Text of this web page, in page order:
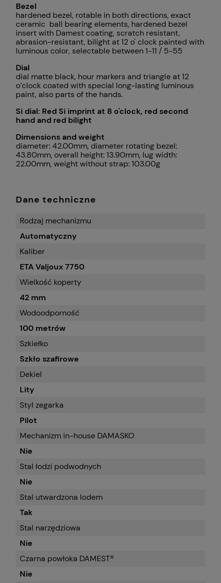
Bezel
hardened bezel, rotable in both directions, exact
ceramic ball bearing elements, hardened bezel
insert with Damest coating, scratch resistant,
abrasion-resistant, bilight at 12 o' clock painted with
luminous color, selectable between 1-11 / 5-55
Dial
dial matte black, hour markers and triangle at 12
o’clock coated with special long-lasting luminous
paint, also parts of the hands.
Si dial: Red Si imprint at 8 o'clock, red second
hand and red bilight
Dimensions and weight
diameter: 42.00mm, diameter rotating bezel:
43.80mm, overall height: 13.90mm, lug width:
22.00mm, weight without strap: 103.00g
Dane techniczne
Rodzaj mechanizmu
Automatyczny
Kaliber
ETA Valjoux 7750
Wielkość koperty
42 mm
Wodoodporność
100 metrów
Szkiełko
Szkło szafirowe
Dekiel
Lity
Styl zegarka
Pilot
Mechanizm in-house DAMASKO
Nie
Stal łodzi podwodnych
Nie
Stal utwardzona lodem
Tak
Stal narzędziowa
Nie
Czarna powłoka DAMEST®
Nie